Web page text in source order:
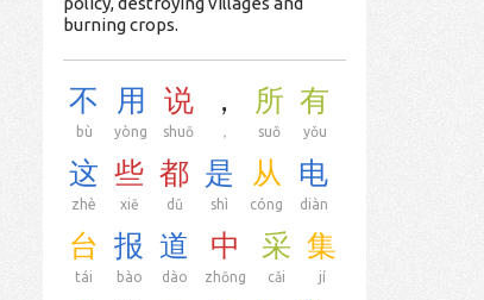
burning crops.
不
bù
用
yòng
说
shuō
，
，
所
suǒ
有
yǒu
这
zhè
些
xiē
都
dū
是
shì
从
cóng
电
diàn
台
tái
报
bào
道
dào
中
zhōng
采
cǎi
集
jí